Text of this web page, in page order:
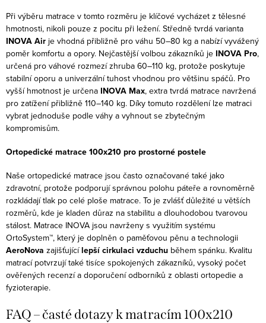
p
i
s
u
Při výběru matrace v tomto rozměru je klíčové vycházet z tělesné
hmotnosti, nikoli pouze z pocitu při ležení. Středně tvrdá varianta
INOVA Air je vhodná přibližně pro váhu 50–80 kg a nabízí vyvážený
poměr komfortu a opory. Nejčastější volbou zákazníků je INOVA Pro,
určená pro váhové rozmezí zhruba 60–110 kg, protože poskytuje
stabilní oporu a univerzální tuhost vhodnou pro většinu spáčů. Pro
vyšší hmotnost je určena INOVA Max, extra tvrdá matrace navržená
pro zatížení přibližně 110–140 kg. Díky tomuto rozdělení lze matraci
vybrat jednoduše podle váhy a vyhnout se zbytečným
kompromisům.
Ortopedické matrace 100x210 pro prostorné postele
Naše ortopedické matrace jsou často označované také jako
zdravotní, protože podporují správnou polohu páteře a rovnoměrně
rozkládají tlak po celé ploše matrace. To je zvlášť důležité u větších
rozměrů, kde je kladen důraz na stabilitu a dlouhodobou tvarovou
stálost. Matrace INOVA jsou navrženy s využitím systému
OrtoSystem™, který je doplněn o paměťovou pěnu a technologii
AeroNova zajišťujícílepší cirkulaci vzduchu během spánku. Kvalitu
matrací potvrzují také tisíce spokojených zákazníků, vysoký počet
ověřených recenzí a doporučení odborníků z oblasti ortopedie a
fyzioterapie.
FAQ – časté dotazy k matracím 100x210